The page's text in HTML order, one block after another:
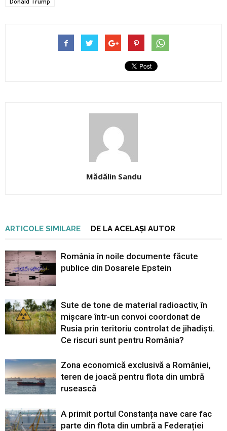
Mădălin Sandu
ARTICOLE SIMILARE DE LA ACELAȘI AUTOR
România în noile documente făcute
publice din Dosarele Epstein
Sute de tone de material radioactiv, în
mișcare într-un convoi coordonat de
Rusia prin teritoriu controlat de jihadiști.
Ce riscuri sunt pentru România?
Zona economică exclusivă a României,
teren de joacă pentru flota din umbră
rusească
A primit portul Constanța nave care fac
parte din flota din umbră a Federației